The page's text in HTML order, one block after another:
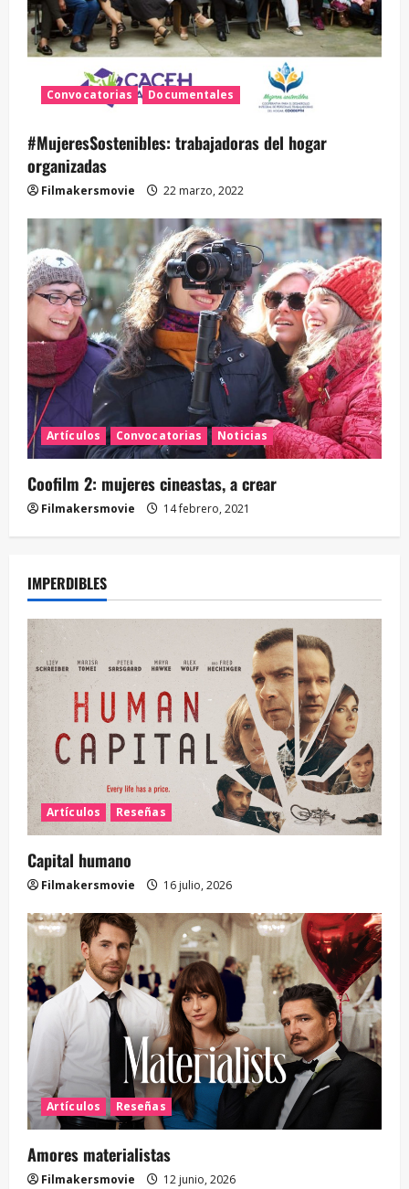
Convocatorias Documentales
#MujeresSostenibles: trabajadoras del hogar
organizadas
Filmakersmovie 22 marzo, 2022
Artículos Convocatorias Noticias
Coofilm 2: mujeres cineastas, a crear
Filmakersmovie 14 febrero, 2021
IMPERDIBLES
Artículos Reseñas
Capital humano
Filmakersmovie 16 julio, 2026
Artículos Reseñas
Amores materialistas
Filmakersmovie 12 junio, 2026